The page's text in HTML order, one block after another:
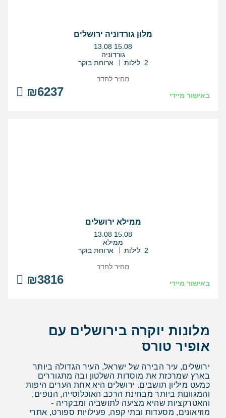
מלון גורדוניה ירושלים
בין
התאריכים,
13.08 15.08
גורדוניה
2 לילות
ארוחת בוקר
באישור מיידי ₪6237
מחיר לחדר
ממילא ירושלים
בין
13.08 15.08
ממילא
2 לילות
ארוחת בוקר
באישור מיידי ₪3816
מחיר לחדר
מלונות יוקרה בירושלים עם
אופיר טורס
ירושלים, עיר הבירה של ישראל, העיר הגדולה ביותר
בארץ שמרכזת את מוסדות השלטון ובה מתגוררים
כמעט מיליון תושבים. ירושלים היא אחת הערים היפות
והמגוונות ביותר מבחינת הרכב האוכלוסייה, הנופים,
והאטרקציות שהיא מציעה לתושביה ומבקריה -
מוזיאונים, מסעדות ובתי קפה, פעילויות ספורט, אתרי